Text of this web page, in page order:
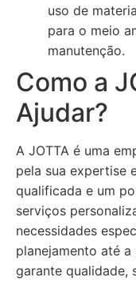
uso de
para o meio
manutenção.
Como a
Ajudar?
A JOTTA é uma
pela sua expertise
qualificada e um
serviços
necessidades
planejamento até
garante qualidade,